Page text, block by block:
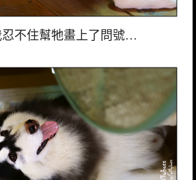
不住幫牠畫上了問號…